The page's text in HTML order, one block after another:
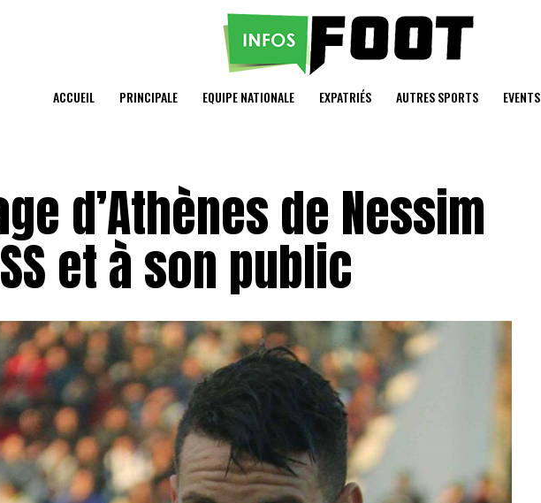
ACCUEIL PRINCIPALE EQUIPE NATIONALE EXPATRIÉS AUTRES SPORTS EVENTS
d’Athènes de Nessim
et à son public